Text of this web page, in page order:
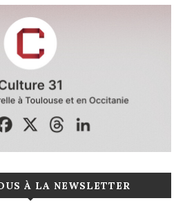
À LA NEWSLETTER